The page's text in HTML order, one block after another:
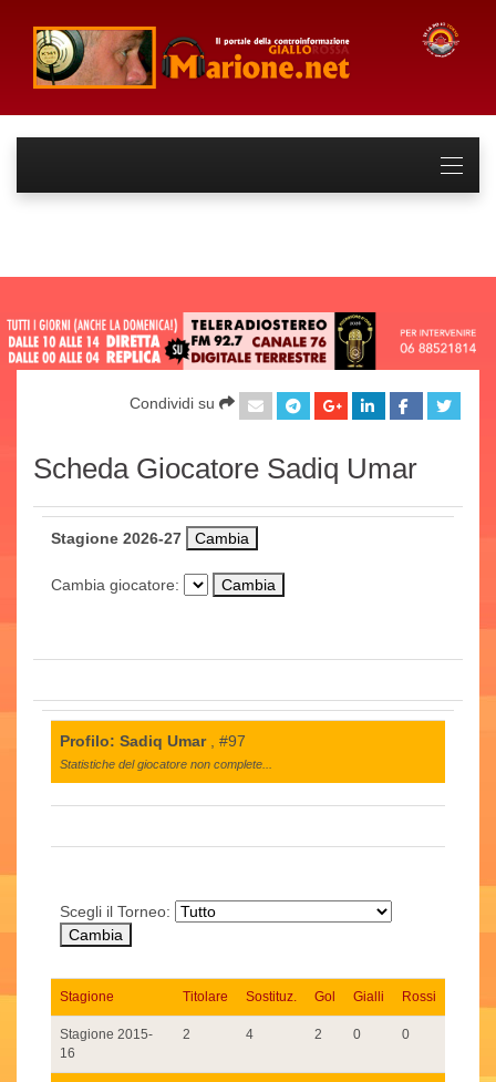
Condividi su
Scheda Giocatore Sadiq Umar
Stagione 2026-27
Cambia giocatore:
Profilo: Sadiq Umar, #97
Statistiche del giocatore non complete...
Scegli il Torneo:
Stagione Titolare Sostituz. Gol Gialli Rossi
Stagione 2015-
16
2 4 2 0 0